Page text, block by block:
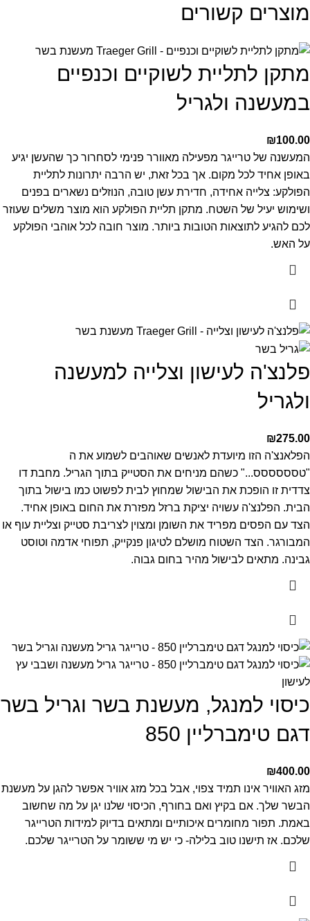
מוצרים קשורים
מתקן לתליית לשוקיים וכנפיים
במעשנה ולגריל
₪100.00
המעשנה של טרייגר מפעילה מאוורר פנימי לסחרור כך שהעשן יגיע
באופן אחיד לכל מקום. אך בכל זאת, יש הרבה יתרונות לתליית
הפולקע: צלייה אחידה, חדירת עשן טובה, הנוזלים נשארים בפנים
ושימוש יעיל של השטח. מתקן תליית הפולקע הוא מוצר משלים שעוזר
לכם להגיע לתוצאות הטובות ביותר. מוצר חובה לכל אוהבי הפולקע
על האש.
פלנצ'ה לעישון וצלייה למעשנה
ולגריל
₪275.00
הפלאנצ'ה הזו מיועדת לאנשים שאוהבים לשמוע את ה
"טסססססס..." כשהם מניחים את הסטייק בתוך הגריל. מחבת דו
צדדית זו הופכת את הבישול שמחוץ לבית לפשוט כמו בישול בתוך
הבית. הפלנצ'ה עשויה יציקת ברזל מפזרת את החום באופן אחיד.
הצד עם הפסים מפריד את השומן ומצוין לצריבת סטייק וצליית עוף או
המבורגר. הצד השטוח מושלם לטיגון פנקייק, תפוחי אדמה וטוסט
גבינה. מתאים לבישול מהיר בחום גבוה.
כיסוי למנגל, מעשנת בשר וגריל בשר
דגם טימברליין 850
₪400.00
מזג האוויר אינו תמיד צפוי, אבל בכל מזג אוויר אפשר להגן על מעשנת
הבשר שלך. אם בקיץ ואם בחורף, הכיסוי שלנו יגן על מה שחשוב
באמת. תפור מחומרים איכותיים ומתאים בדיוק למידות הטרייגר
שלכם. אז תישנו טוב בלילה- כי יש מי ששומר על הטרייגר שלכם.